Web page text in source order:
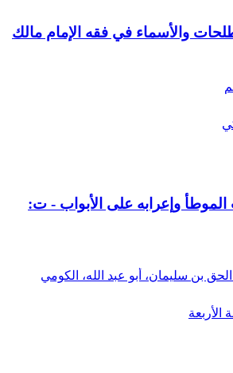
والأسماء في فقه الإمام مالك
وإعرابه على الأبواب - ت:
بن سليمان، أبو عبد الله، الكومي